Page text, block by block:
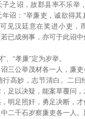
之诏，故郡县率不乐举
诏：“举廉吏，诚欲得其
见汉廷意在奖进小吏，
已成例事，亦可于此诏中
、“孝廉”定为岁举。
三公举茂材各一人，廉
行高妙，志节清白。二曰
足以决疑，能案草覆问，
明足照奸，勇足决断，
二千石岁察廉吏各一人